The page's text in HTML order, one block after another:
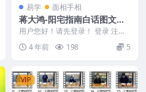
易学 面相手相
蒋大鸿-阳宅指南白话图文透
解.pdf百度网盘下载，阿里云
盘下载
用户您好！请先登录！ 登录 注册
蒋大鸿-阳宅指南白话图文透解.pdf
百度网盘下...
4 年前 198 5
VIP